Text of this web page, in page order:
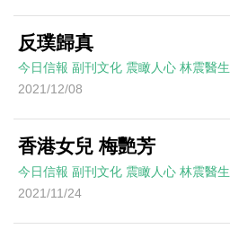
反璞歸真
今日信報 副刊文化 震瞰人心 林震醫生
2021/12/08
香港女兒 梅艷芳
今日信報 副刊文化 震瞰人心 林震醫生
2021/11/24